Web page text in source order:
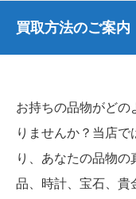
買取方法のご案内
お持ちの品物がどの
りませんか？当店
り、あなたの品物の
品、時計、宝石、貴